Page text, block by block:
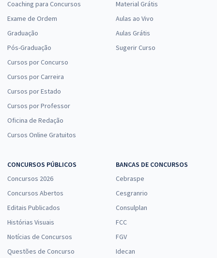
Coaching para Concursos
Exame de Ordem
Graduação
Pós-Graduação
Cursos por Concurso
Cursos por Carreira
Cursos por Estado
Cursos por Professor
Oficina de Redação
Cursos Online Gratuitos
Material Grátis
Aulas ao Vivo
Aulas Grátis
Sugerir Curso
CONCURSOS PÚBLICOS
Concursos 2026
Concursos Abertos
Editais Publicados
Histórias Visuais
Notícias de Concursos
Questões de Concurso
BANCAS DE CONCURSOS
Cebraspe
Cesgranrio
Consulplan
FCC
FGV
Idecan